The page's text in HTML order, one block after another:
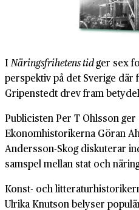
INäringsfrihetens tidger sex
perspektiv på det Sverige där
Gripenstedt drev fram
Publicisten Per T Ohlsson
Ekonomhistorikerna Göran
Andersson-Skog diskuterar
samspel mellan stat och
Konst- och
Ulrika Knutson belyser